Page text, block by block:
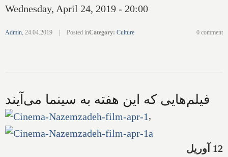
Wednesday, April 24, 2019 - 20:00
Admin, 24.04.2019 Posted inCategory: Culture 0 comment
فیلم‌هایی که این هفته به سینما می‌آیند
,
12 آوریل